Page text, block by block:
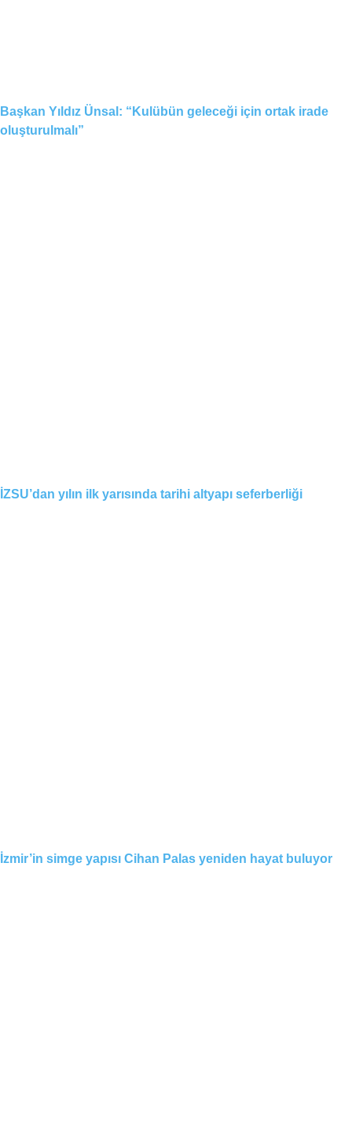
Başkan Yıldız Ünsal: “Kulübün geleceği için ortak irade
oluşturulmalı”
İZSU’dan yılın ilk yarısında tarihi altyapı seferberliği
İzmir’in simge yapısı Cihan Palas yeniden hayat buluyor